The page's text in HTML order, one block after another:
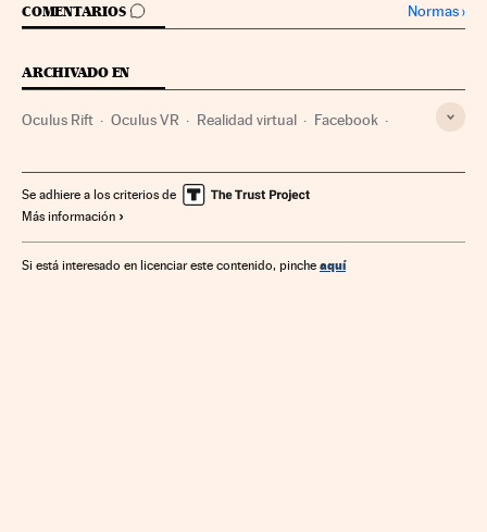
COMENTARIOS
IR A LOS COMENTARIOS Normas›
ARCHIVADO EN
Oculus Rift Oculus VR Realidad virtual Facebook
Microsoft Internet Empresas Informática
Industria
Se adhiere a los criterios de
Más información
Si está interesado en licenciar este contenido, pinche aquí